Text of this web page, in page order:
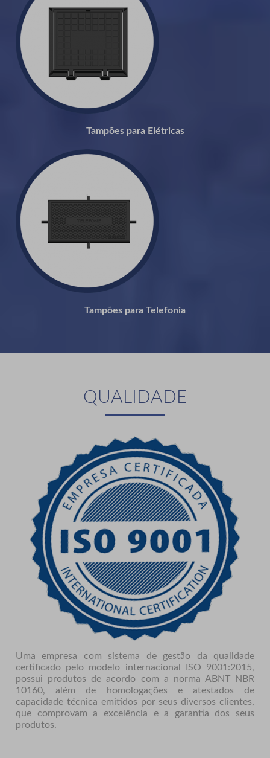
Tampões para Elétricas
Tampões para Telefonia
QUALIDADE
Uma empresa com sistema de gestão da qualidade
certificado pelo modelo internacional ISO 9001:2015,
possui produtos de acordo com a norma ABNT NBR
10160, além de homologações e atestados de
capacidade técnica emitidos por seus diversos clientes,
que comprovam a excelência e a garantia dos seus
produtos.